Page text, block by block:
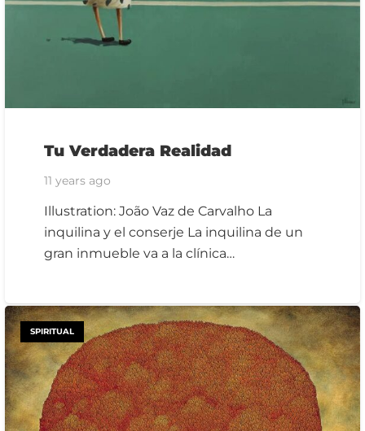
Tu Verdadera Realidad
11 years ago
Illustration: João Vaz de Carvalho La
inquilina y el conserje La inquilina de un
gran inmueble va a la clínica…
SPIRITUAL